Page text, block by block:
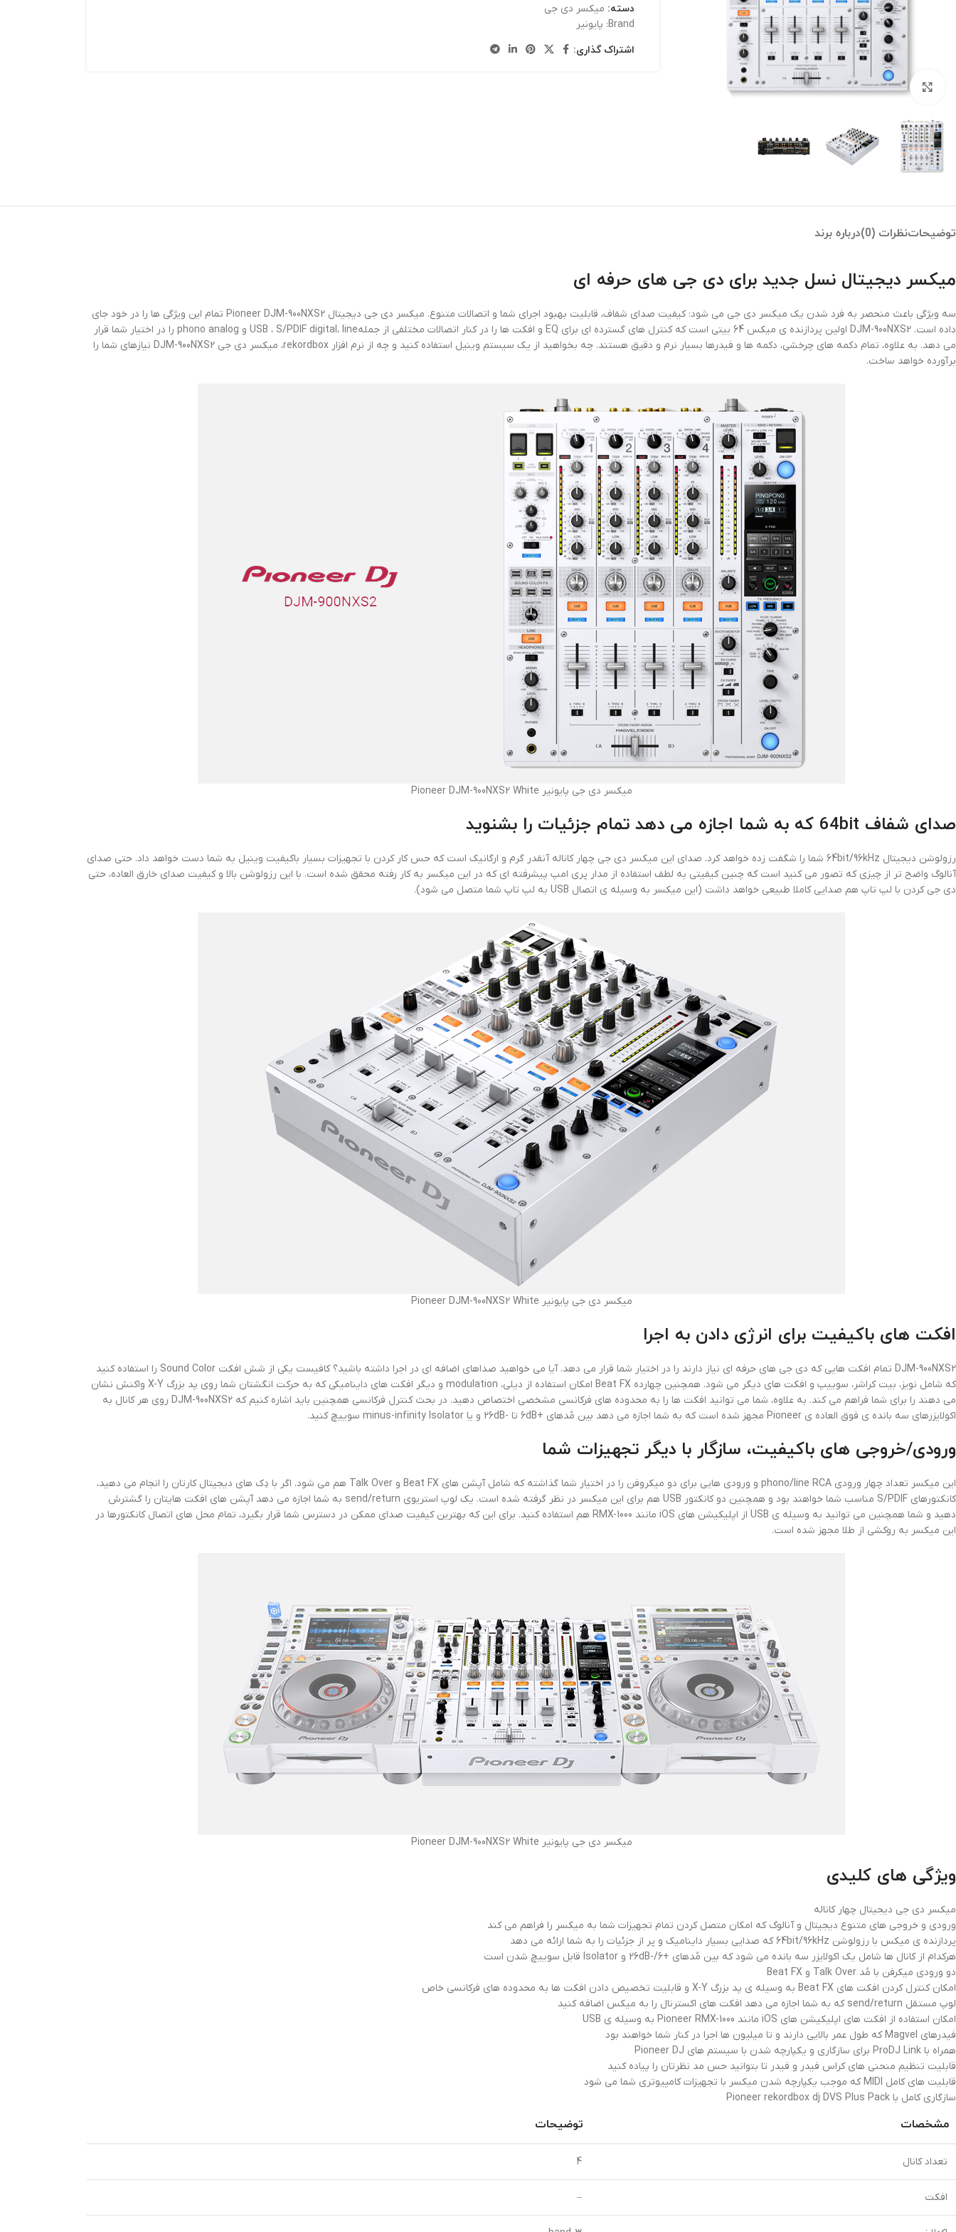
بزرگنمایی تصویر
دسته: میکسر دی جی
Brand: پایونیر
اشتراک گذاری:
توضیحاتنظرات (0) درباره برند
میکسر دیجیتال نسل جدید برای دی جی های حرفه ای
سه ویژگی باعث منحصر به فرد شدن یک میکسر دی جی می شود: کیفیت صدای شفاف، قابلیت بهبود اجرای شما و اتصالات متنوع. میکسر دی جی دیجیتال Pioneer DJM-900NXS2 تمام این ویژگی ها را در خود جای
داده است. DJM-900NXS2 اولین پردازنده ی میکس 64 بیتی است که کنترل های گسترده ای برای EQ و افکت ها را در کنار اتصالات مختلفی از جملهUSB ، S/PDIF digital، line و phono analog را در اختیار شما قرار
می دهد. به علاوه، تمام دکمه های چرخشی، دکمه ها و فیدرها بسیار نرم و دقیق هستند. چه بخواهید از یک سیستم وینیل استفاده کنید و چه از نرم افزار rekordbox، میکسر دی جی DJM-900NXS2 نیازهای شما را
برآورده خواهد ساخت.
میکسر دی جی پایونیر Pioneer DJM-900NXS2 White
صدای شفاف 64bit که به شما اجازه می دهد تمام جزئیات را بشنوید
رزولوشن دیجیتال 64bit/96kHz شما را شگفت زده خواهد کرد. صدای این میکسر دی جی چهار کاناله آنقدر گرم و ارگانیک است که حس کار کردن با تجهیزات بسیار باکیفیت وینیل به شما دست خواهد داد. حتی صدای
آنالوگ واضح تر از چیزی که تصور می کنید است که چنین کیفیتی به لطف استفاده از مدار پری امپ پیشرفته ای که در این میکسر به کار رفته محقق شده است. با این رزولوشن بالا و کیفیت صدای خارق العاده، حتی
دی جی کردن با لپ تاپ هم صدایی کاملا طبیعی خواهد داشت (این میکسر به وسیله ی اتصال USB به لپ تاپ شما متصل می شود).
میکسر دی جی پایونیر Pioneer DJM-900NXS2 White
افکت های باکیفیت برای انرژی دادن به اجرا
DJM-900NXS2 تمام افکت هایی که دی جی های حرفه ای نیاز دارند را در اختیار شما قرار می دهد. آیا می خواهید صداهای اضافه ای در اجرا داشته باشید؟ کافیست یکی از شش افکت Sound Color را استفاده کنید
که شامل نویز، بیت کراشر، سوییپ و افکت های دیگر می شود. همچنین چهارده Beat FX امکان استفاده از دیلی، modulation و دیگر افکت های داینامیکی که به حرکت انگشتان شما روی پد بزرگ X-Y واکنش نشان
می دهند را برای شما فراهم می کند. به علاوه، شما می توانید افکت ها را به محدوده های فرکانسی مشخصی اختصاص دهید. در بحث کنترل فرکانسی همچنین باید اشاره کنیم که DJM-900NXS2 روی هر کانال به
اکولایزرهای سه بانده ی فوق العاده ی Pioneer مجهز شده است که به شما اجازه می دهد بین مُدهای +6dB تا -26dB و یا minus-infinity Isolator سوییچ کنید.
ورودی/خروجی های باکیفیت، سازگار با دیگر تجهیزات شما
این میکسر تعداد چهار ورودی phono/line RCA و ورودی هایی برای دو میکروفن را در اختیار شما گذاشته که شامل آپشن های Beat FX و Talk Over هم می شود. اگر با دِک های دیجیتال کارتان را انجام می دهید،
کانکتورهای S/PDIF مناسب شما خواهند بود و همچنین دو کانکتور USB هم برای این میکسر در نظر گرفته شده است. یک لوپ استریوی send/return به شما اجازه می دهد آپشن های افکت هایتان را گشترش
دهید و شما همچنین می توانید به وسیله ی USB از اپلیکیشن های iOS مانند RMX-1000 هم استفاده کنید. برای این که بهترین کیفیت صدای ممکن در دسترس شما قرار بگیرد، تمام محل های اتصال کانکتورها در
این میکسر به روکشی از طلا مجهز شده است.
میکسر دی جی پایونیر Pioneer DJM-900NXS2 White
ویژگی های کلیدی
میکسر دی جی دیجیتال چهار کاناله
ورودی و خروجی های متنوع دیجیتال و آنالوگ که امکان متصل کردن تمام تجهیزات شما به میکسر را فراهم می کند
پردازنده ی میکس با رزولوشن 64bit/96kHz که صدایی بسیار داینامیک و پر از جزئیات را به شما ارائه می دهد
هرکدام از کانال ها شامل یک اکولایزر سه بانده می شود که بین مُدهای +6/-26dB و Isolator قابل سوییچ شدن است
دو ورودی میکرفن با مُد Talk Over و Beat FX
امکان کنترل کردن افکت های Beat FX به وسیله ی پد بزرگ X-Y و قابلیت تخصیص دادن افکت ها به محدوده های فرکانسی خاص
لوپ مستقل send/return که به شما اجازه می دهد افکت های اکسترنال را به میکس اضافه کنید
امکان استفاده از افکت های اپلیکیشن های iOS مانند Pioneer RMX-1000 به وسیله ی USB
فیدرهای Magvel که طول عمر بالایی دارند و تا میلیون ها اجرا در کنار شما خواهند بود
همراه با ProDJ Link برای سازگاری و یکپارچه شدن با سیستم های Pioneer DJ
قابلیت تنظیم منحنی های کراس فیدر و فیدر تا بتوانید حس مد نظرتان را پیاده کنید
قابلیت های کامل MIDI که موجب یکپارچه شدن میکسر با تجهیزات کامپیوتری شما می شود
سازگاری کامل با Pioneer rekordbox dj DVS Plus Pack
مشخصات توضیحات
تعداد کانال 4
افکت –